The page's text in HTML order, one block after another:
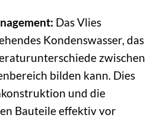
Das Vlies
Kondenswasser, das
zwischen
bilden kann. Dies
und die
Bauteile effektiv vor